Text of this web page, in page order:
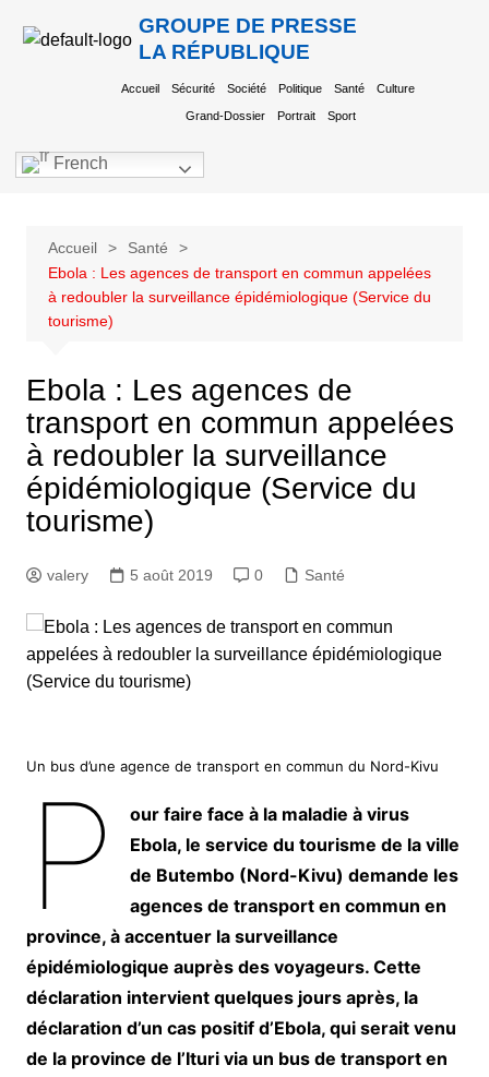
GROUPE DE PRESSE
LA RÉPUBLIQUE
Accueil Sécurité Société Politique Santé Culture
Grand-Dossier Portrait Sport
French
Accueil
Santé
Ebola : Les agences de transport en commun appelées
à redoubler la surveillance épidémiologique (Service du
tourisme)
Ebola : Les agences de
transport en commun appelées
à redoubler la surveillance
épidémiologique (Service du
tourisme)
valery 5 août 2019 0 Santé
Un bus d’une agence de transport en commun du Nord-Kivu
P
our faire face à la maladie à virus
Ebola, le service du tourisme de la ville
de Butembo (Nord-Kivu) demande les
agences de transport en commun en
province, à accentuer la surveillance
épidémiologique auprès des voyageurs. Cette
déclaration intervient quelques jours après, la
déclaration d’un cas positif d’Ebola, qui serait venu
de la province de l’Ituri via un bus de transport en